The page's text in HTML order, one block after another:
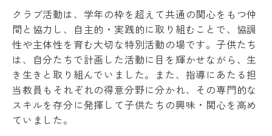
クラブ活動は、学年の枠を超えて共通の関心をもつ仲
間と協力し、自主的・実践的に取り組むことで、協調
性や主体性を育む大切な特別活動の場です。子供たち
は、自分たちで計画した活動に目を輝かせながら、生
き生きと取り組んでいました。また、指導にあたる担
当教員もそれぞれの得意分野に分かれ、その専門的な
スキルを存分に発揮して子供たちの興味・関心を高め
ていました。